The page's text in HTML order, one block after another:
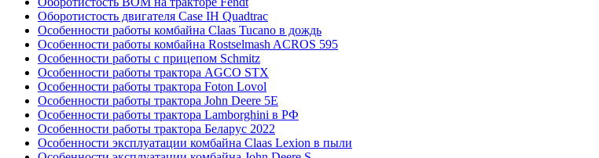
Оборотистость двигателя Case IH Quadtrac
Особенности работы комбайна Claas Tucano в дождь
Особенности работы комбайна Rostselmash ACROS 595
Особенности работы с прицепом Schmitz
Особенности работы трактора AGCO STX
Особенности работы трактора Foton Lovol
Особенности работы трактора John Deere 5E
Особенности работы трактора Lamborghini в РФ
Особенности работы трактора Беларус 2022
Особенности эксплуатации комбайна Claas Lexion в пыли